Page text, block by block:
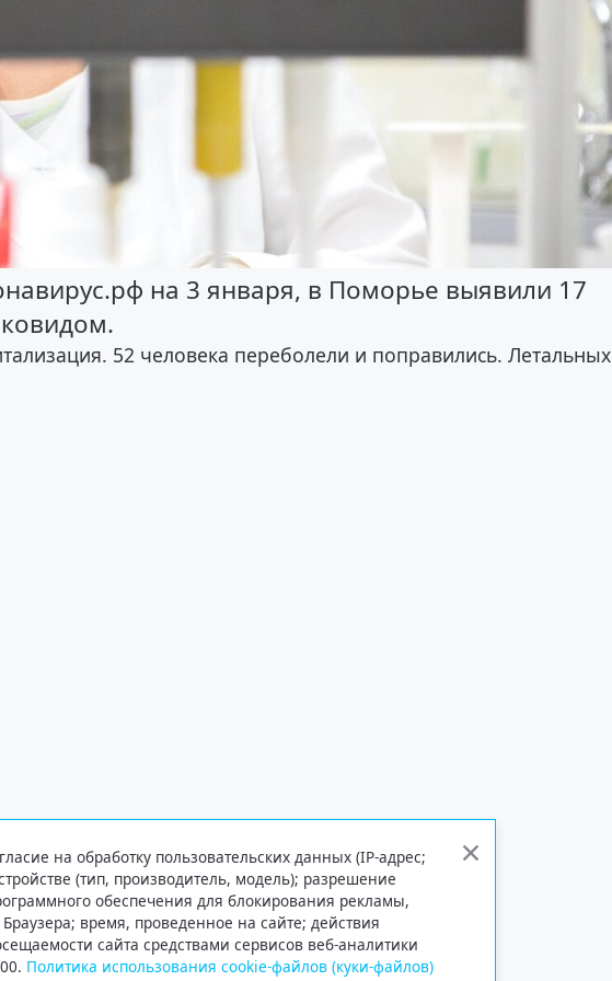
на 3 января, в Поморье выявили 17
52 человека переболели и поправились. Летальных
на обработку пользовательских данных (IP-адрес;
(тип, производитель, модель); разрешение
обеспечения для блокирования рекламы,
время, проведенное на сайте; действия
сайта средствами сервисов веб-аналитики
Политика использования cookie-файлов (куки-файлов)